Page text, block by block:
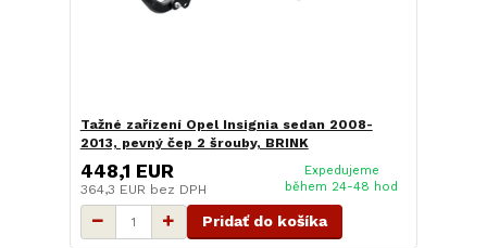
Tažné zařízení Opel Insignia sedan 2008-
2013, pevný čep 2 šrouby, BRINK
448,1 EUR
364,3 EUR bez DPH
Expedujeme
během 24-48 hod
Pridať do košíka